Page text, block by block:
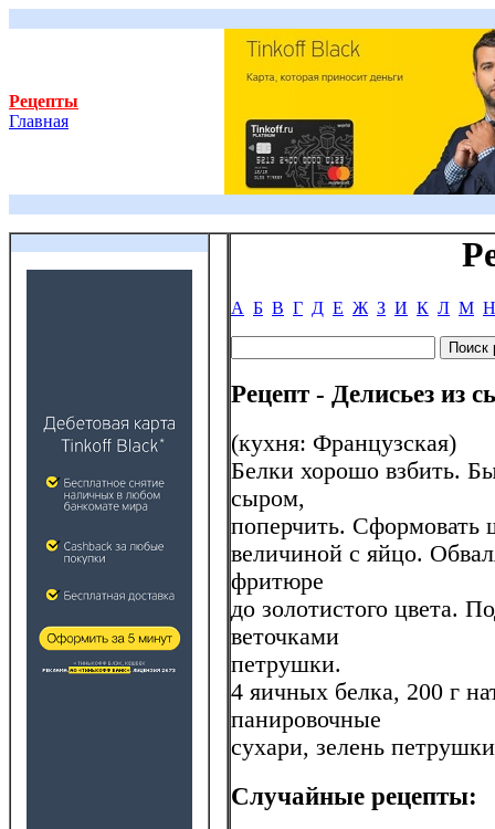
Рецепты
Главная
А Б В Г Д Е Ж З И К Л М Н
Рецепт - Делисьез из
(кухня: Французская)
Белки хорошо взбить.
сыром,
поперчить. Сформовать
величиной с яйцо.
фритюре
до золотистого цвета.
веточками
петрушки.
4 яичных белка, 200 г
панировочные
сухари, зелень
Случайные рецепты: